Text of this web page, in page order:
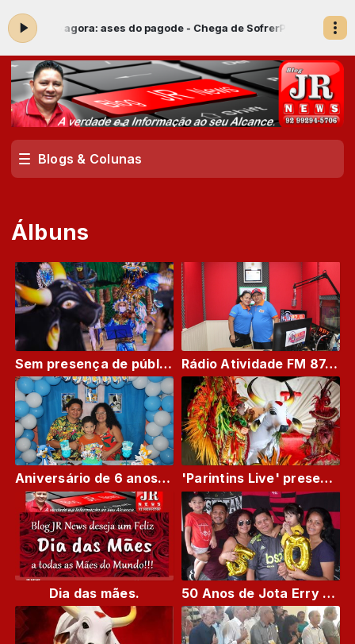
Tocando agora: ases do pagode - Chega de SofrerProgramação
Blogs & Colunas
Álbuns
Sem presença de público e respeitando protocolos de segurança, bumbás apresentam Live Parintins 2021 Rádio Atividade FM 87,9 Manaus
Aniversário de 6 anos do Vinicius 'Parintins Live' presenteia torcedores com espetáculo solidário de Caprichoso e Garantido
Dia das mães. 50 Anos de Jota Erry Rodrigues